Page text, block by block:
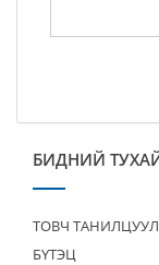
БИДНИЙ
ТОВЧ
БҮТЭЦ